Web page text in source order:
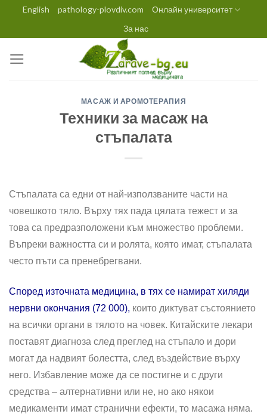
content
English pathology-plovdiv.com
Онлайн университет
За нас
МАСАЖ И АРОМОТЕРАПИЯ
Техники за масаж на
стъпалата
Стъпалата са едни от най-използваните части на
човешкото тяло. Върху тях пада цялата тежест и за
това са предразположени към множество проблеми.
Въпреки важността си и ролята, която имат, стъпалата
често пъти са пренебрегвани.
Според източната медицина, в тях се намират хиляди
нервни окончания (72 000), които диктуват състоянието
на всички органи в тялото на човек. Китайските лекари
поставят диагноза след преглед на стъпало и дори
могат да надвият болестта, след въздействие върху
него. Избавление може да се постигне и с други
средства – алтернативни или не, но ако някои
медикаменти имат странични ефекти, то масажа няма.